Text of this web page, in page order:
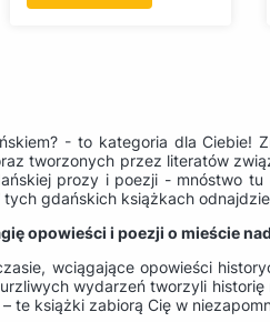
- to kategoria dla Ciebie!
tworzonych przez literatów
prozy i poezji - mnóstwo
gdańskich książkach
opowieści i poezji o mieście
wciągające opowieści
wydarzeń tworzyli
te książki zabiorą Cię w